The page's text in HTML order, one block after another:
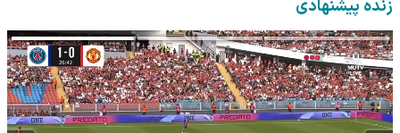
زنده پیشنهادی